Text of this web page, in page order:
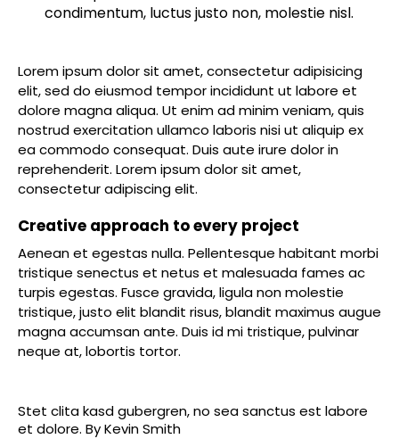
condimentum, luctus justo non, molestie nisl.
Lorem ipsum dolor sit amet, consectetur adipisicing
elit, sed do eiusmod tempor incididunt ut labore et
dolore magna aliqua. Ut enim ad minim veniam, quis
nostrud exercitation ullamco laboris nisi ut aliquip ex
ea commodo consequat. Duis aute irure dolor in
reprehenderit. Lorem ipsum dolor sit amet,
consectetur adipiscing elit.
Creative approach to every project
Aenean et egestas nulla. Pellentesque habitant morbi
tristique senectus et netus et malesuada fames ac
turpis egestas. Fusce gravida, ligula non molestie
tristique, justo elit blandit risus, blandit maximus augue
magna accumsan ante. Duis id mi tristique, pulvinar
neque at, lobortis tortor.
Stet clita kasd gubergren, no sea sanctus est labore
et dolore. ByKevin Smith